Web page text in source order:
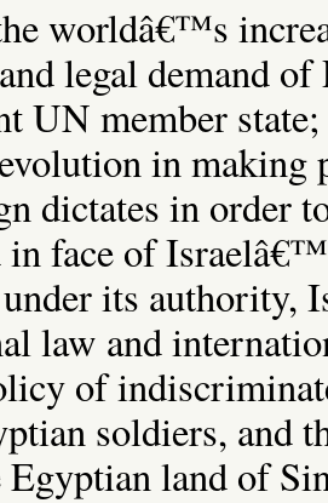
worldâ€™s
legal demand of
UN member
in making
dictates in order
face of
its authority,
law and
of
soldiers, and
Egyptian land of